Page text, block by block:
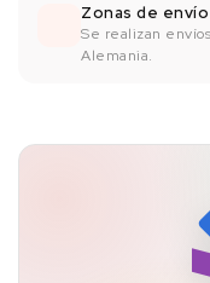
Zonas de envío
Se realizan
Alemania.